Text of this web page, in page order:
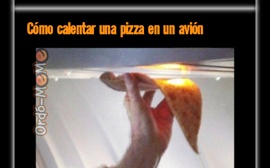
Cómo calentar una pizza en un avión